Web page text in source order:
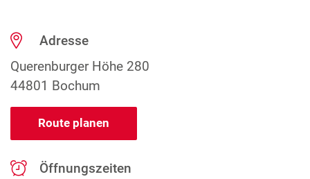
Adresse
Querenburger Höhe 280
44801 Bochum
Route planen
Öffnungszeiten